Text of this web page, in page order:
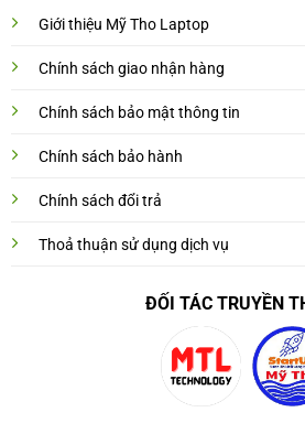
Giới thiệu Mỹ Tho Laptop
Chính sách giao nhận hàng
Chính sách bảo mật thông tin
Chính sách bảo hành
Chính sách đổi trả
Thoả thuận sử dụng dịch vụ
ĐỐI TÁC TRUYỀN